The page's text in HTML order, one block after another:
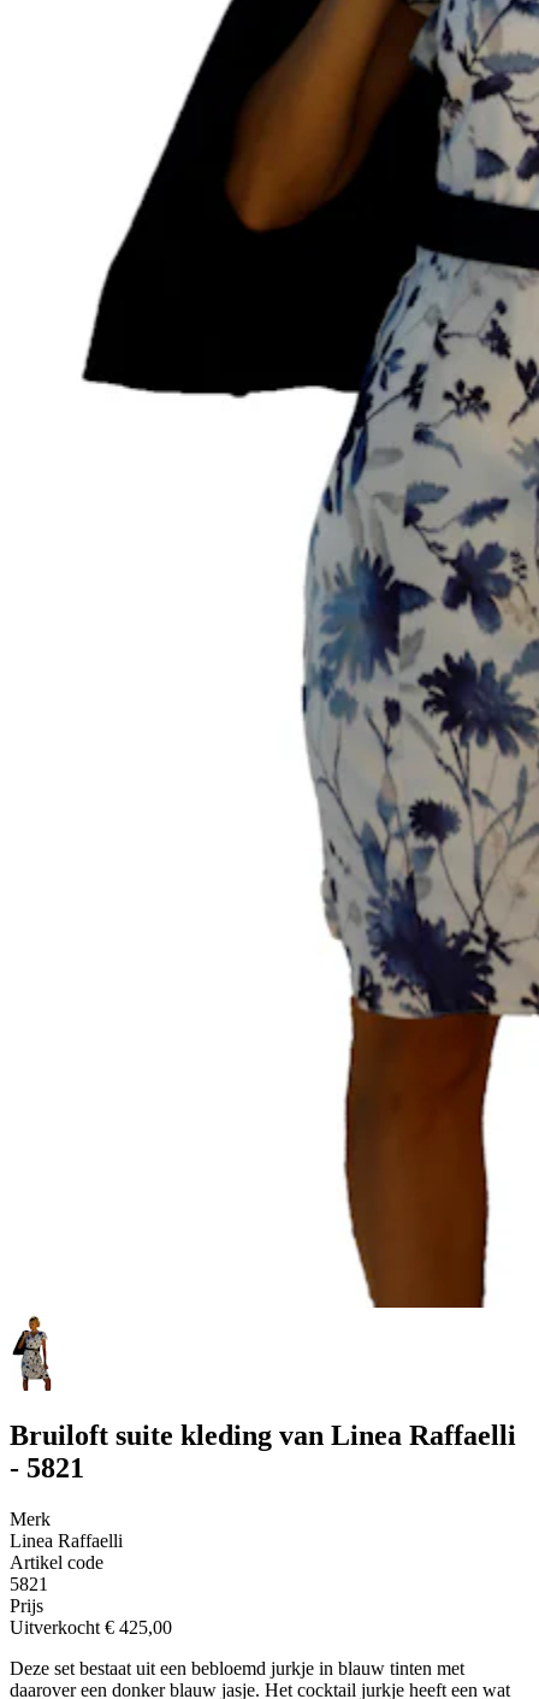
Bruiloft suite kleding van Linea Raffaelli
- 5821
Merk
Linea Raffaelli
Artikel code
5821
Prijs
Uitverkocht € 425,00
Deze set bestaat uit een bebloemd jurkje in blauw tinten met
daarover een donker blauw jasje. Het cocktail jurkje heeft een wat